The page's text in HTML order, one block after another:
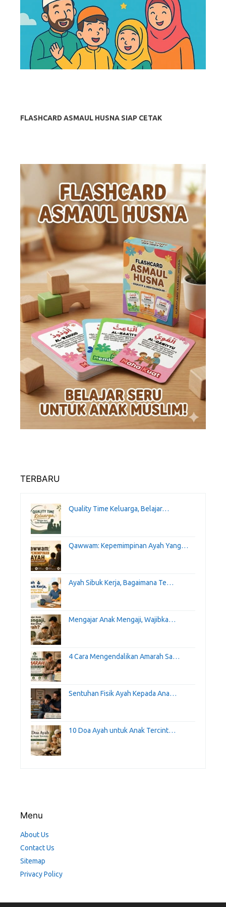
FLASHCARD ASMAUL HUSNA SIAP CETAK
TERBARU
Quality Time Keluarga, Belajar…
Qawwam: Kepemimpinan Ayah Yang…
Ayah Sibuk Kerja, Bagaimana Te…
Mengajar Anak Mengaji, Wajibka…
4 Cara Mengendalikan Amarah Sa…
Sentuhan Fisik Ayah Kepada Ana…
10 Doa Ayah untuk Anak Tercint…
Menu
About Us
Contact Us
Sitemap
Privacy Policy